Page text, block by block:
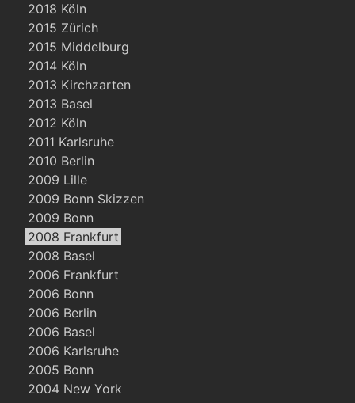
2018 Köln
2015 Zürich
2015 Middelburg
2014 Köln
2013 Kirchzarten
2013 Basel
2012 Köln
2011 Karlsruhe
2010 Berlin
2009 Lille
2009 Bonn Skizzen
2009 Bonn
2008 Frankfurt
2008 Basel
2006 Frankfurt
2006 Bonn
2006 Berlin
2006 Basel
2006 Karlsruhe
2005 Bonn
2004 New York